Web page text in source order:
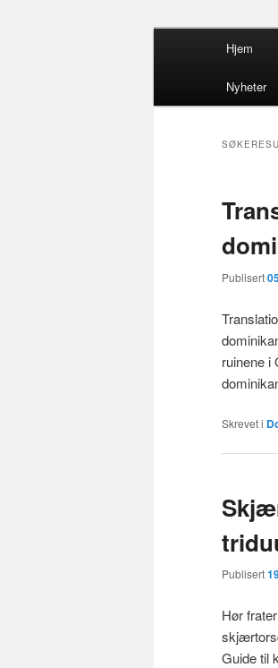
Hjem
Nyheter
Publisert
ruinene i
Skrevet i
Publisert
Hør
Guide til